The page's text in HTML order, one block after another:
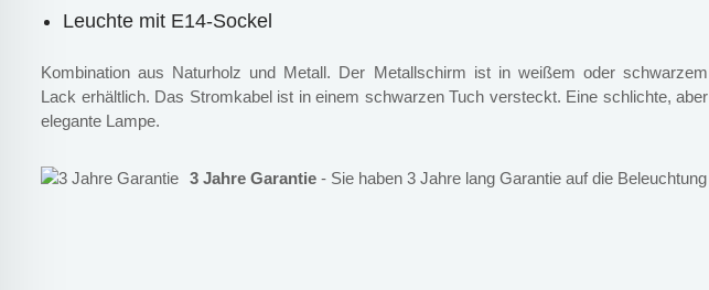
Leuchte mit E14-Sockel
Kombination aus Naturholz und Metall. Der Metallschirm ist in weißem oder schwarzem
Lack erhältlich. Das Stromkabel ist in einem schwarzen Tuch versteckt. Eine schlichte, aber
elegante Lampe.
3 Jahre Garantie - Sie haben 3 Jahre lang Garantie auf die Beleuchtung